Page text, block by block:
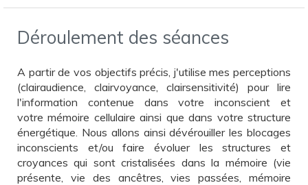
Déroulement des séances
A partir de vos objectifs précis, j'utilise mes perceptions
(clairaudience, clairvoyance, clairsensitivité) pour lire
l'information contenue dans votre inconscient et
votre mémoire cellulaire ainsi que dans votre structure
énergétique. Nous allons ainsi dévérouiller les blocages
inconscients et/ou faire évoluer les structures et
croyances qui sont cristalisées dans la mémoire (vie
présente, vie des ancêtres, vies passées, mémoire